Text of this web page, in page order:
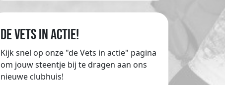
de Vets in actie!
Kijk snel op onze "de Vets in actie" pagina
om jouw steentje bij te dragen aan ons
nieuwe clubhuis!